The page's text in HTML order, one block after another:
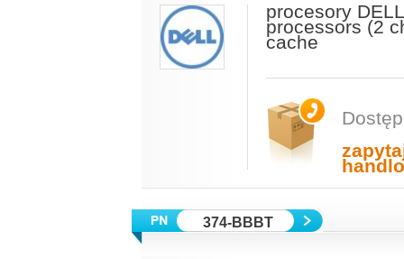
procesory
processors (2
cache
374-BBBT